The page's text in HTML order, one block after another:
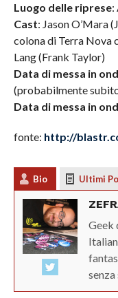
Luogo delle riprese:
Cast: Jason O’Mara
colona di Terra Nova
Lang (Frank Taylor)
Data di messa in
(probabilmente
Data di messa in
fonte: http://
Bio Ultimi
Geek